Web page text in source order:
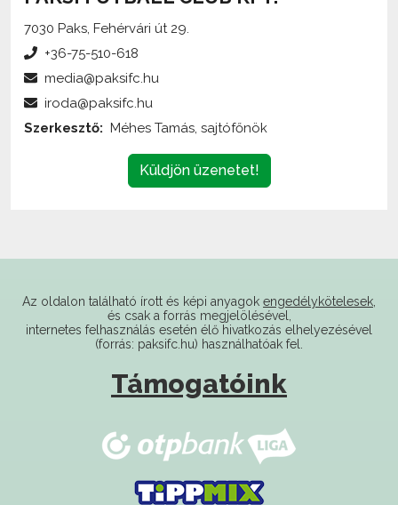
7030 Paks, Fehérvári út 29.
+36-75-510-618
media@paksifc.hu
iroda@paksifc.hu
Szerkesztő: Méhes Tamás, sajtófőnök
Küldjön üzenetet!
Az oldalon található írott és képi anyagok engedélykötelesek
és csak a forrás megjelölésével,
internetes felhasználás esetén élő hivatkozás elhelyezésével
(forrás: paksifc.hu) használhatóak fel.
Támogatóink